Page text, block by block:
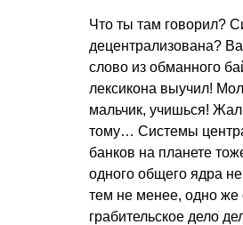
Что ты там говорил?
децентрализована?
слово из обманного
лексикона выучил!
мальчик, учишься!
тому… Системы
банков на планете
одного общего ядра
тем не менее, одно
грабительское дело